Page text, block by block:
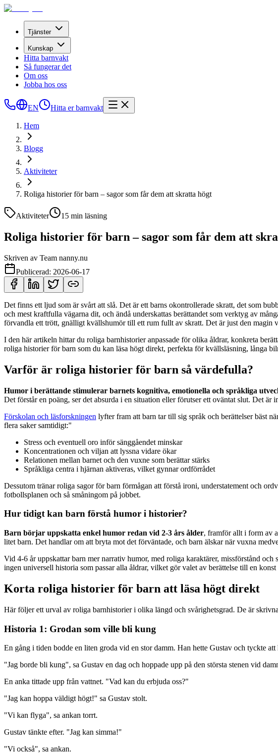
Tjänster
Kunskap
Hitta barnvakt
Så fungerar det
Om oss
Jobba hos oss
EN Hitta er barnvakt
Hem
Blogg
Aktiviteter
Roliga historier för barn – sagor som får dem att skratta högt
Aktiviteter 15 min läsning
Roliga historier för barn – sagor som får dem att
Skriven av Team nanny.nu
Publicerad: 2026-06-17
Det finns ett ljud som är svårt att slå. Det är ett barns okontrollerade skratt, det som
och mest kraftfulla vägarna dit, och ändå underskattas berättandet som verktyg av
förvandla ett trött, gnälligt kvällshumör till ett rum fullt av skratt. Det är just den magin
I den här artikeln hittar du roliga barnhistorier anpassade för olika åldrar, konkreta
roliga historier för barn som du kan läsa högt direkt, perfekta för kvällsläsning, långa
Varför är roliga historier för barn så värdefulla?
Humor i berättande stimulerar barnets kognitiva, emotionella och språkliga
Det förstår en poäng, ser det absurda i en situation eller förutser ett oväntat slut. Det
Förskolan och läsforskningen lyfter fram att barn tar till sig språk och berättelser bäst
flera saker samtidigt:"
Stress och eventuell oro inför sänggåendet minskar
Koncentrationen och viljan att lyssna vidare ökar
Relationen mellan barnet och den vuxne som berättar stärks
Språkliga centra i hjärnan aktiveras, vilket gynnar ordförrådet
Dessutom tränar roliga sagor för barn förmågan att förstå ironi, understatement och
fotbollsplanen och så småningom på jobbet.
Hur tidigt kan barn förstå humor i historier?
Barn börjar uppskatta enkel humor redan vid 2-3 års ålder, framför allt i form av
litet barn. Det handlar om att bryta mot det förväntade, och barn älskar när vuxna
Vid 4-6 år uppskattar barn mer narrativ humor, med roliga karaktärer, missförstånd
ingen universell historia som passar alla åldrar, vilket gör valet av berättelse till en konst
Korta roliga historier för barn att läsa högt direkt
Här följer ett urval av roliga barnhistorier i olika längd och svårighetsgrad. De är
Historia 1: Grodan som ville bli kung
En gång i tiden bodde en liten groda vid en stor damm. Han hette Gustav och tyckte att
"Jag borde bli kung", sa Gustav en dag och hoppade upp på den största stenen vid
En anka tittade upp från vattnet. "Vad kan du erbjuda oss?"
"Jag kan hoppa väldigt högt!" sa Gustav stolt.
"Vi kan flyga", sa ankan torrt.
Gustav tänkte efter. "Jag kan simma!"
"Vi också", sa ankan.